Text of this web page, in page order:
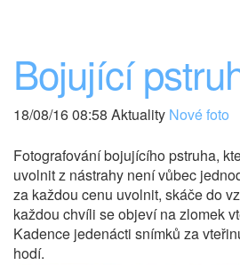
Bojující
18/08/16 08:58 Aktuality Nové foto
Fotografování bojujícího pstruha,
uvolnit z nástrahy není vůbec
za každou cenu uvolnit, skáče do
každou chvíli se objeví na zlomek
Kadence jedenácti snímků za
hodí.